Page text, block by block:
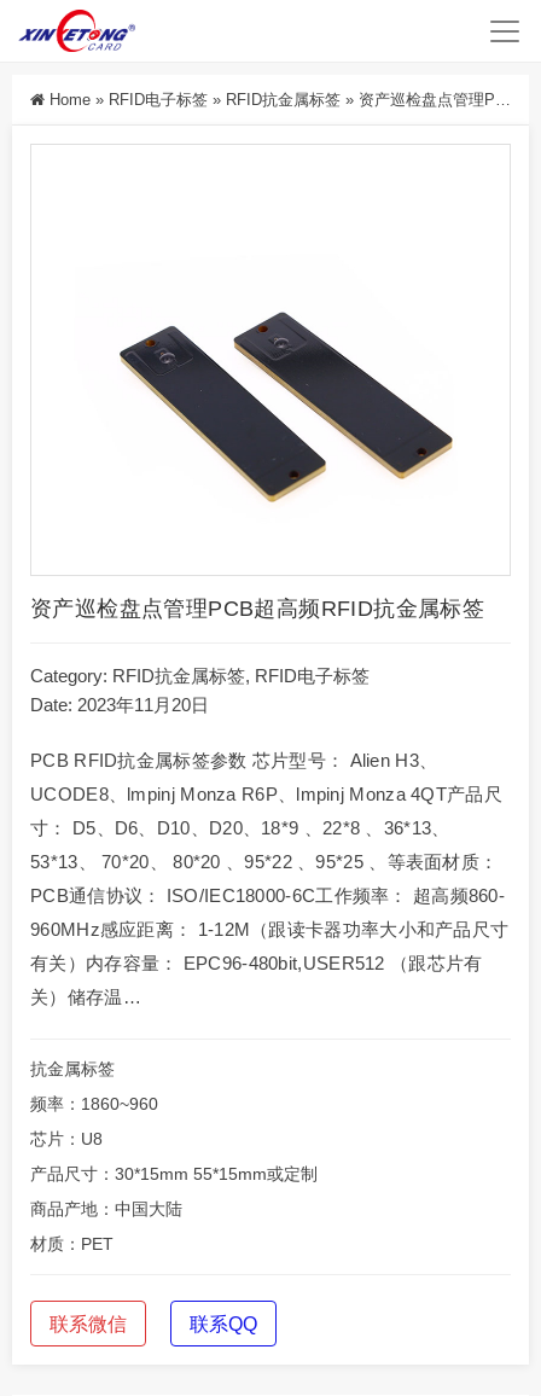
Home » RFID电子标签 » RFID抗金属标签 » 资产巡检盘点管理PCB超高频RFID抗金属标签
资产巡检盘点管理PCB超高频RFID抗金属标签
Category: RFID抗金属标签, RFID电子标签
Date: 2023年11月20日
PCB RFID抗金属标签参数 芯片型号： Alien H3、
UCODE8、lmpinj Monza R6P、lmpinj Monza 4QT产品尺
寸： D5、D6、D10、D20、18*9 、22*8 、36*13、
53*13、 70*20、 80*20 、95*22 、95*25 、等表面材质：
PCB通信协议： ISO/IEC18000-6C工作频率： 超高频860-
960MHz感应距离： 1-12M（跟读卡器功率大小和产品尺寸
有关）内存容量： EPC96-480bit,USER512 （跟芯片有
关）储存温…
抗金属标签
频率：1860~960
芯片：U8
产品尺寸：30*15mm 55*15mm或定制
商品产地：中国大陆
材质：PET
联系微信 联系QQ